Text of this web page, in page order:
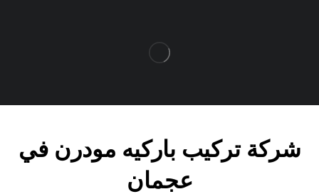
شركة تركيب باركيه مودرن في
عجمان